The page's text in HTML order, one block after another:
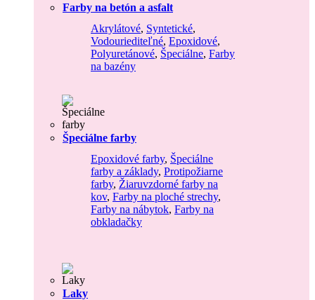
Farby na betón a asfalt
Akrylátové, Syntetické,
Vodouriediteľné, Epoxidové,
Polyuretánové, Špeciálne, Farby
na bazény
Špeciálne farby
Epoxidové farby, Špeciálne
farby a základy, Protipožiarne
farby, Žiaruvzdorné farby na
kov, Farby na ploché strechy,
Farby na nábytok, Farby na
obkladačky
Laky